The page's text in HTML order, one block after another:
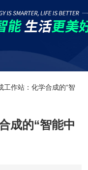
工作站：化学合成的“智
成的“智能中